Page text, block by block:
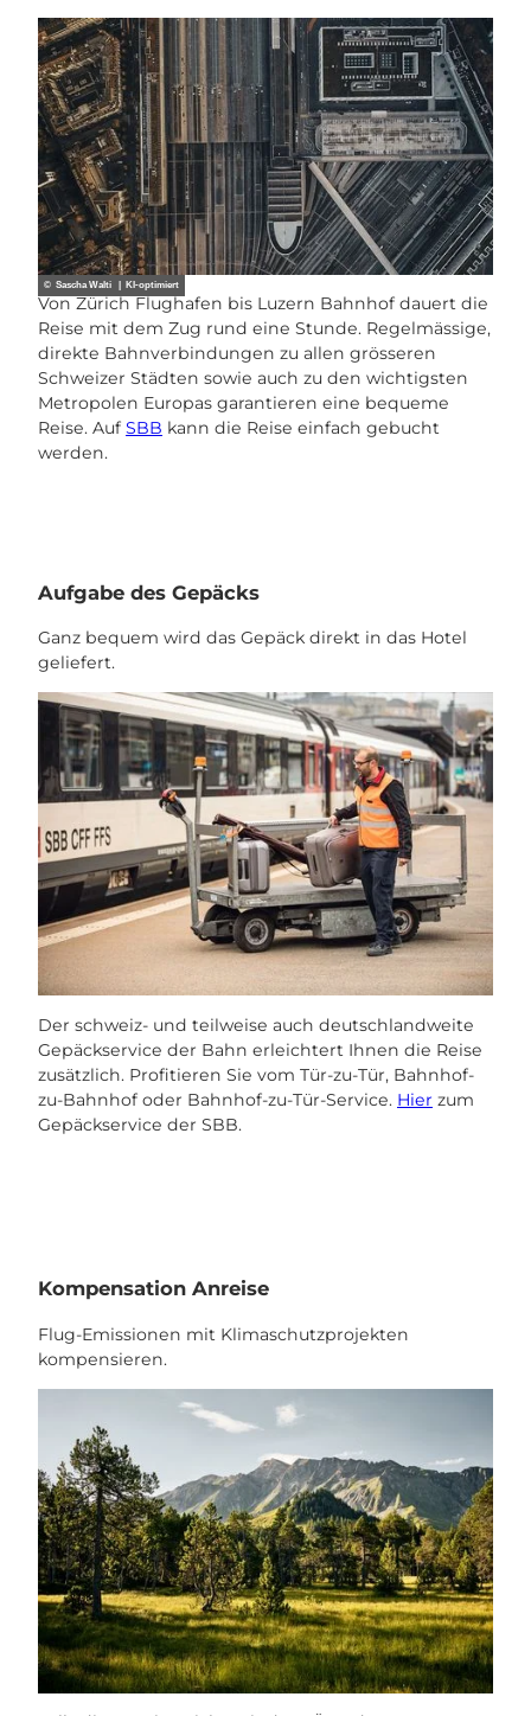
© Sascha Walti | KI-optimiert
Von Zürich Flughafen bis Luzern Bahnhof dauert die
Reise mit dem Zug rund eine Stunde. Regelmässige,
direkte Bahnverbindungen zu allen grösseren
Schweizer Städten sowie auch zu den wichtigsten
Metropolen Europas garantieren eine bequeme
Reise. Auf SBB kann die Reise einfach gebucht
werden.
Aufgabe des Gepäcks
Ganz bequem wird das Gepäck direkt in das Hotel
geliefert.
Der schweiz- und teilweise auch deutschlandweite
Gepäckservice der Bahn erleichtert Ihnen die Reise
zusätzlich. Profitieren Sie vom Tür-zu-Tür, Bahnhof-
zu-Bahnhof oder Bahnhof-zu-Tür-Service. Hier zum
Gepäckservice der SBB.
Kompensation Anreise
Flug-Emissionen mit Klimaschutzprojekten
kompensieren.